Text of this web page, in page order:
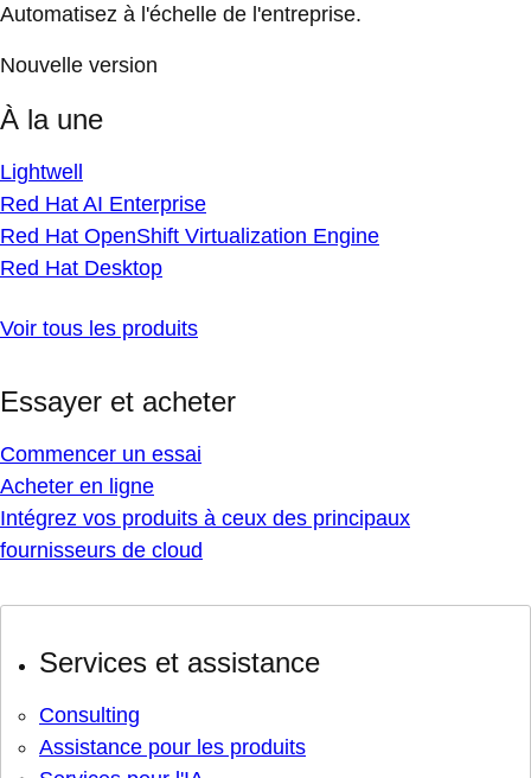
Automatisez à l'échelle de l'entreprise.
Nouvelle version
À la une
Lightwell
Red Hat AI Enterprise
Red Hat OpenShift Virtualization Engine
Red Hat Desktop
Voir tous les produits
Essayer et acheter
Commencer un essai
Acheter en ligne
Intégrez vos produits à ceux des principaux
fournisseurs de cloud
Services et assistance
Consulting
Assistance pour les produits